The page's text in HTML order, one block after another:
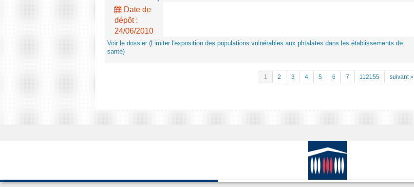
Date de
dépôt :
24/06/2010
Voir le dossier (Limiter l'exposition des populations vulnérables aux phtalates dans les établissements de
santé)
1 2 3 4 5 6 7 112155 suivant »